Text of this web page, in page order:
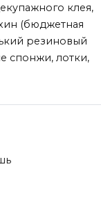
клея,
(бюджетная
резиновый
спонжи, лотки,